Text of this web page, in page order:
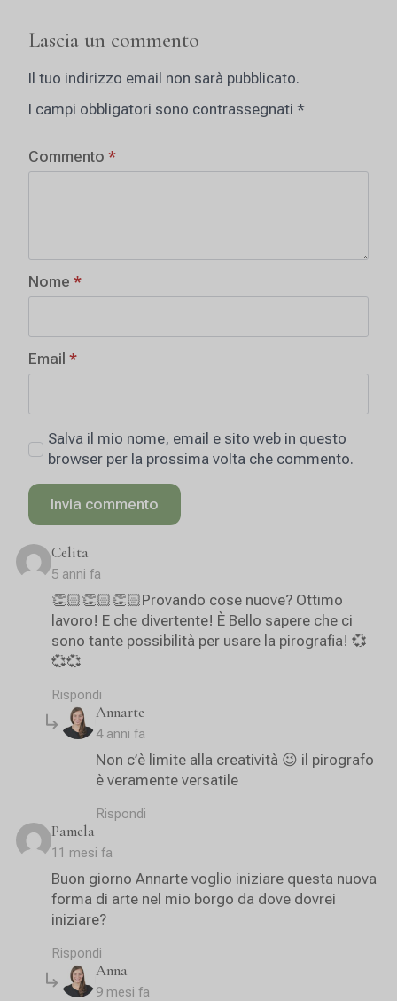
Lascia un commento
Il tuo indirizzo email non sarà pubblicato.
I campi obbligatori sono contrassegnati*
Commento *
Nome *
Email *
Salva il mio nome, email e sito web in questo
browser per la prossima volta che commento.
Celita
5 anni fa
👏🏻👏🏻👏🏻Provando cose nuove? Ottimo
lavoro! E che divertente! È Bello sapere che ci
sono tante possibilità per usare la pirografia! 💞
💞💞
Rispondi
Annartesays:
4 anni fa
Non c’è limite alla creatività 😉 il pirografo
è veramente versatile
Rispondi
Pamela
11 mesi fa
Buon giorno Annarte voglio iniziare questa nuova
forma di arte nel mio borgo da dove dovrei
iniziare?
Rispondi
Anna
9 mesi fa